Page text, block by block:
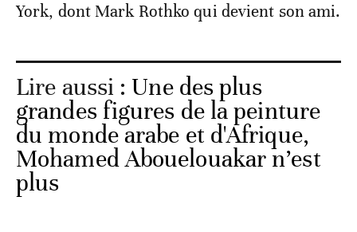
York, dont Mark Rothko qui devient son ami.
Lire aussi : Une des plus
grandes figures de la peinture
du monde arabe et d'Afrique,
Mohamed Abouelouakar n’est
plus